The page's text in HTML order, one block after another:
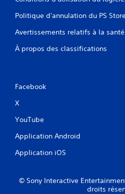
Politique d'annulation du PS
Avertissements relatifs à la santé
À propos des classifications
Facebook
X
YouTube
Application Android
Application iOS
© Sony Interactive
droits